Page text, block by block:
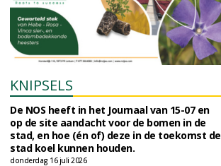
KNIPSELS
De NOS heeft in het Journaal van 15-07 en
op de site aandacht voor de bomen in de
stad, en hoe (én of) deze in de toekomst de
stad koel kunnen houden.
donderdag 16 juli 2026